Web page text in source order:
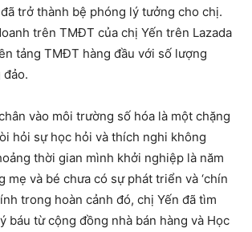
trở thành bệ phóng lý tưởng cho chị.
trên TMĐT của chị Yến trên Lazada
tảng TMĐT hàng đầu với số lượng
vào môi trường số hóa là một chặng
hỏi sự học hỏi và thích nghi không
thời gian mình khởi nghiệp là năm
mẹ và bé chưa có sự phát triển và ‘chín
trong hoàn cảnh đó, chị Yến đã tìm
báu từ cộng đồng nhà bán hàng và Học